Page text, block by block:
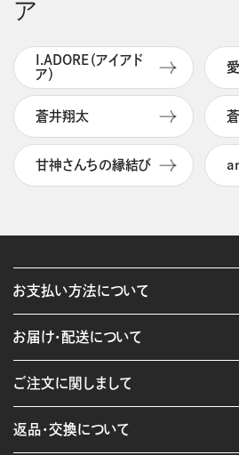
ア
I.ADORE（アイアド
ア）
蒼井翔太
甘神さんちの縁結び
お支払い方法について
お届け・配送について
ご注文に関しまして
返品・交換について